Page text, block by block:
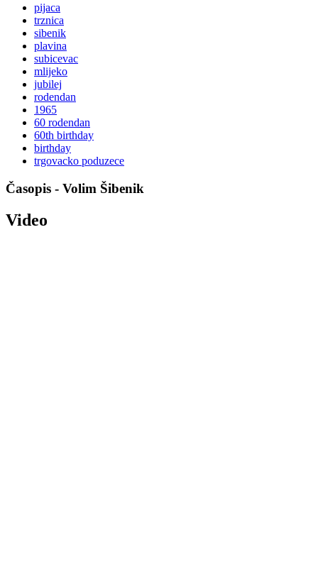
pijaca
trznica
sibenik
plavina
subicevac
mlijeko
jubilej
rodendan
1965
60 rodendan
60th birthday
birthday
trgovacko poduzece
Časopis - Volim Šibenik
Video